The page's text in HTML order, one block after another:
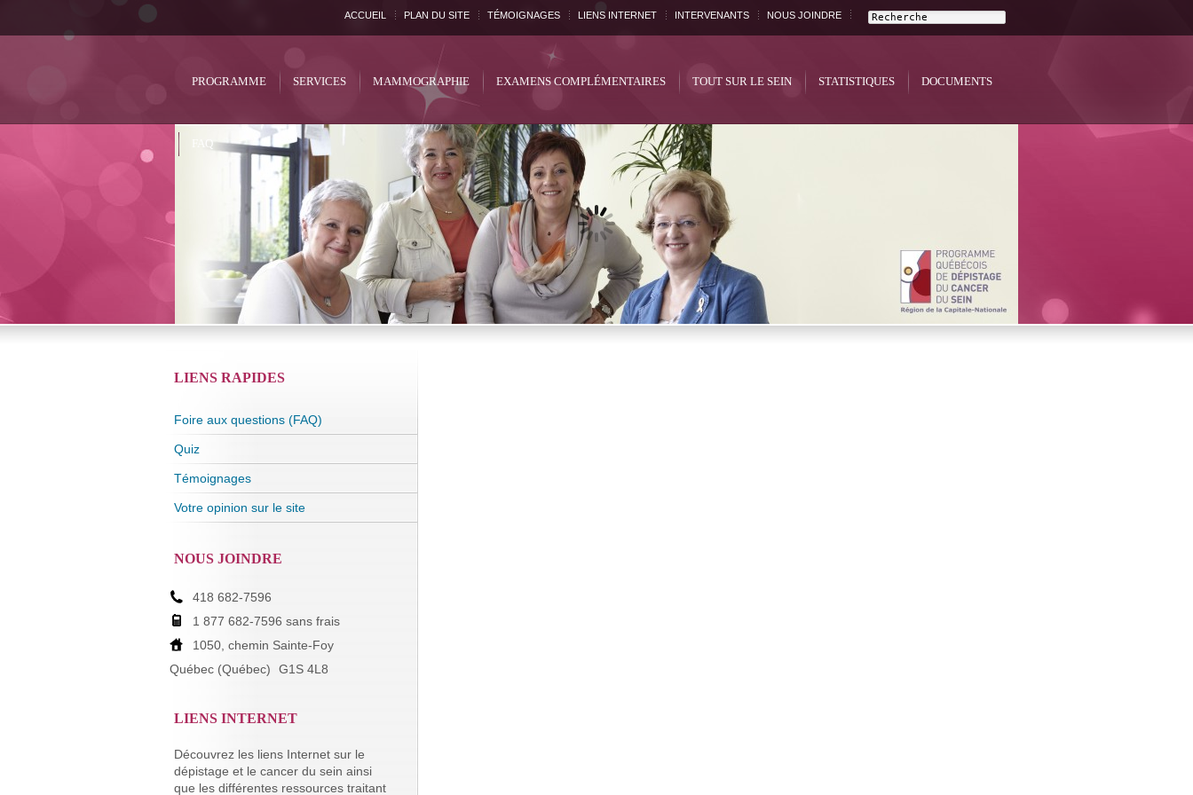
ACCUEIL PLAN DU SITE TÉMOIGNAGES LIENS INTERNET INTERVENANTS NOUS JOINDRE
PROGRAMME SERVICES MAMMOGRAPHIE EXAMENS COMPLÉMENTAIRES TOUT SUR LE SEIN STATISTIQUES DOCUMENTS
FAQ
LIENS RAPIDES
Foire aux questions (FAQ)
Quiz
Témoignages
Votre opinion sur le site
NOUS JOINDRE
418 682-7596
1 877 682-7596 sans frais
1050, chemin Sainte-Foy
Québec (Québec)
G1S 4L8
LIENS INTERNET
Découvrez les liens Internet sur le
dépistage et le cancer du sein ainsi
que les différentes ressources traitant